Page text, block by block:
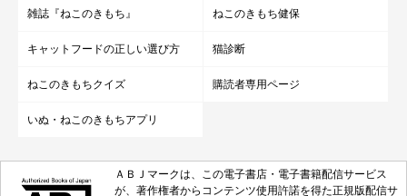
る メスの性格・行動ランキング10』（監修：監修：東京大学附
属動物医療センター行動診療科 獣医師 菊池亜都子先生）
※写真はスマホアプリ「いぬ・ねこのきもち」で投稿されたもの
※記事と写真に関連性はありませんので予めご了承ください。
雑誌『ねこのきもち』 ねこのきもち健保
キャットフードの正しい選び方 猫診断
ねこのきもちクイズ 購読者専用ページ
いぬ・ねこのきもちアプリ
ＡＢＪマークは、この電子書店・電子書籍配信サービス
が、著作権者からコンテンツ使用許諾を得た正規版配信サ